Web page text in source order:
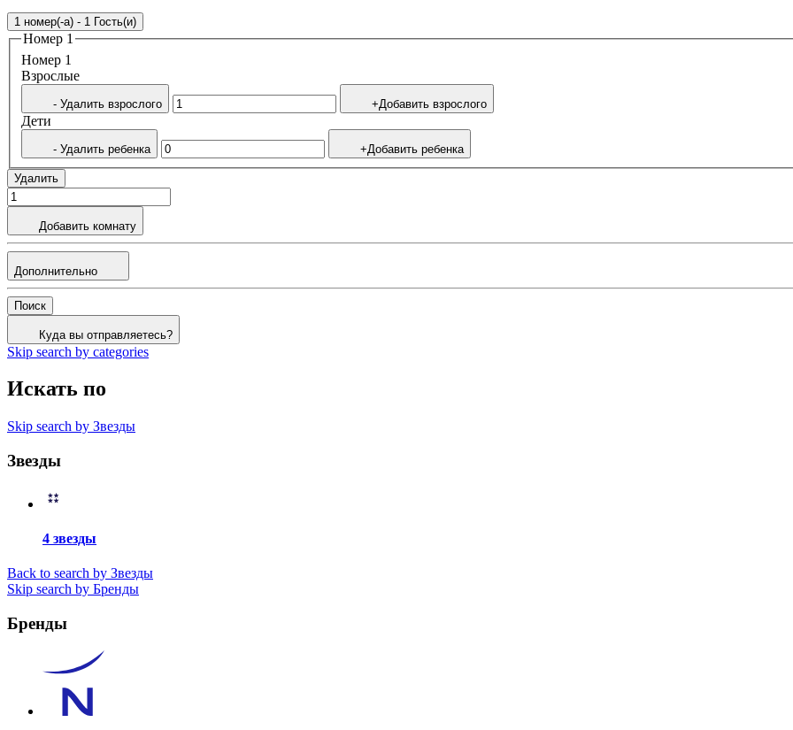
1 номер(-а) - 1 Гость(и)
Номер 1
Номер 1
Bзрослые
- Удалить взрослого +Добавить взрослого
Дети
- Удалить ребенка +Добавить ребенка
Удалить
Добавить комнату
Дополнительно
Поиск
Куда вы отправляетесь?
Skip search by categories
Искать по
Skip search by Звезды
Звезды
4 звезды
Back to search by Звезды
Skip search by Бренды
Бренды